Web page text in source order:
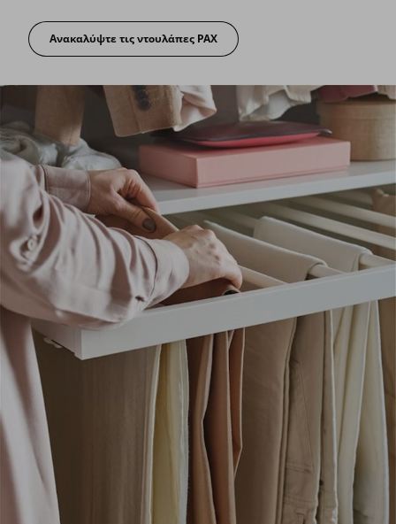
Ψάχνετε την ιδανική ντουλάπα για εσάς;
Ανακαλύψτε τις ντουλάπες PAX